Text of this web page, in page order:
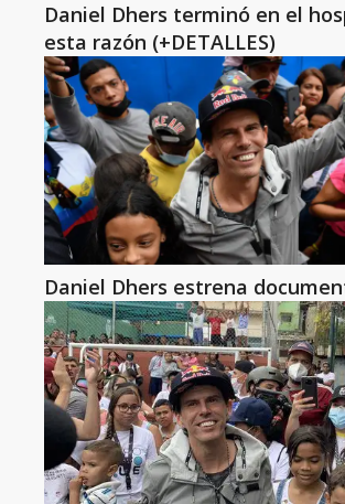
Daniel Dhers terminó en el
esta razón (+DETALLES)
Daniel Dhers estrena